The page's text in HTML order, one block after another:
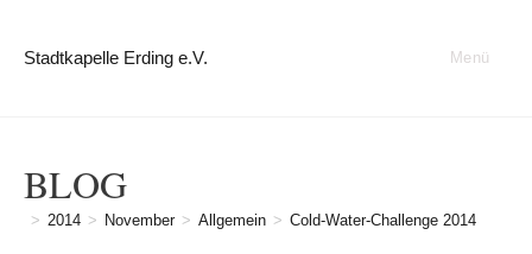
Stadtkapelle Erding e.V. Menü
BLOG
> 2014 > November > Allgemein > Cold-Water-Challenge 2014